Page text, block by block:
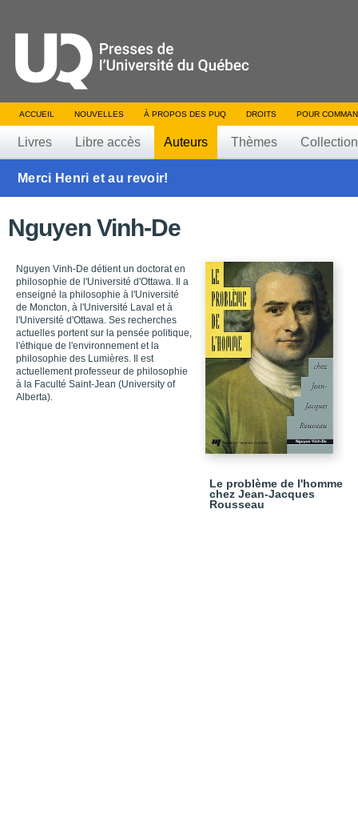
ACCUEIL NOUVELLES À PROPOS DES PUQ DROITS POUR
Livres Libre accès Auteurs Thèmes
Merci Henri et au revoir!
Nguyen Vinh-De
Nguyen Vinh-De détient un doctorat en
philosophie de l'Université d'Ottawa. Il a
enseigné la philosophie à l'Université
de Moncton, à l'Université Laval et à
l'Université d'Ottawa. Ses recherches
actuelles portent sur la pensée politique,
l'éthique de l'environnement et la
philosophie des Lumières. Il est
actuellement professeur de philosophie
à la Faculté Saint-Jean (University of
Alberta).
Le problème de l'homme
chez Jean-Jacques
Rousseau